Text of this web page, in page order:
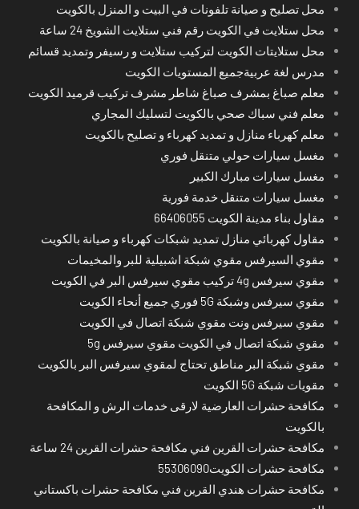
محل تصليح و صيانة تلفونات في البيت و المنزل بالكويت
محل ستلايت في الكويت رقم فني ستلايت الشويخ 24 ساعة
محل ستلايتات الكويت لتركيب ستلايت و رسيفر وتمديد قسائم
مدرس لغة عربيةجميع المستويات الكويت
معلم صباغ بمشرف صباغ شاطر مشرف تركيب قرميد الكويت
معلم فني سباك صحي بالكويت لتسليك المجاري
معلم كهرباء منازل و تمديد كهرباء و تصليح بالكويت
مغسل سيارات حولي متنقل فوري
مغسل سيارات مبارك الكبير
مغسل سيارات متنقل خدمة فورية
مقاول بناء مدينة الكويت 66406055
مقاول كهربائي منازل تمديد شبكات كهرباء و صيانة بالكويت
مقوي السيرفس مقوي شبكة اشبيلية للبر والمخيمات
مقوي سيرفس 4g تركيب مقوي سيرفس البر في الكويت
مقوي سيرفس وشبكة 5G فوري جميع أنحاء الكويت
مقوي سيرفس ونت مقوي شبكة اتصال في الكويت
مقوي شبكة اتصال في الكويت مقوي سيرفس 5g
مقوي شبكة البر مناطق تحتاج لمقوي سيرفس البر بالكويت
مقويات شبكة 5G الكويت
مكافحة حشرات العارضية لارقى خدمات الرش و المكافحة
بالكويت
مكافحة حشرات القرين فني مكافحة حشرات القرين 24 ساعة
مكافحة حشرات الكويت55306090
مكافحة حشرات هندي القرين فني مكافحة حشرات باكستاني